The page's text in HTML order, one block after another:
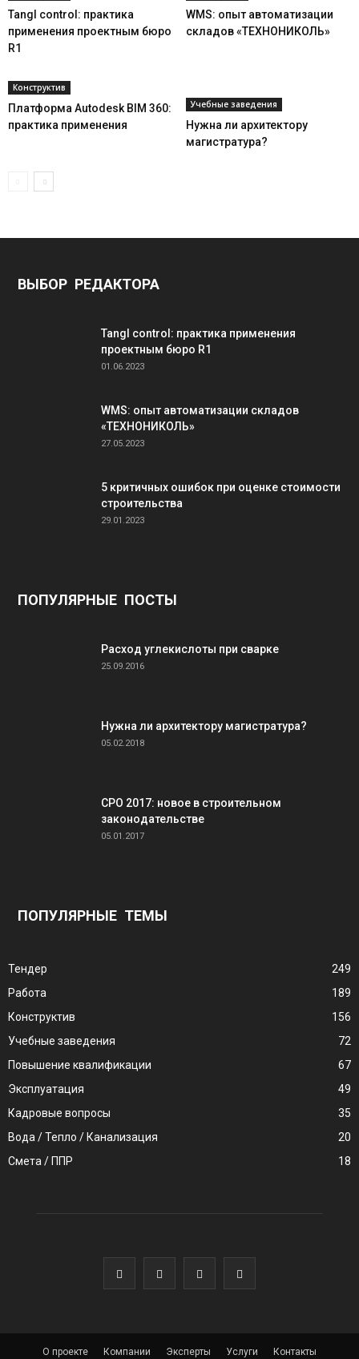
Tangl control: практика
применения проектным бюро
R1
WMS: опыт автоматизации
складов «ТЕХНОНИКОЛЬ»
Конструктив
Платформа Autodesk BIM 360:
практика применения
Учебные заведения
Нужна ли архитектору
магистратура?
ВЫБОР РЕДАКТОРА
Tangl control: практика применения
проектным бюро R1
01.06.2023
WMS: опыт автоматизации складов
«ТЕХНОНИКОЛЬ»
27.05.2023
5 критичных ошибок при оценке стоимости
строительства
29.01.2023
ПОПУЛЯРНЫЕ ПОСТЫ
Расход углекислоты при сварке
25.09.2016
Нужна ли архитектору магистратура?
05.02.2018
СРО 2017: новое в строительном
законодательстве
05.01.2017
ПОПУЛЯРНЫЕ ТЕМЫ
Тендер
249
Работа
189
Конструктив
156
Учебные заведения
72
Повышение квалификации
67
Эксплуатация
49
Кадровые вопросы
35
Вода / Тепло / Канализация
20
Смета / ППР
18
О проекте Компании Эксперты Услуги Контакты